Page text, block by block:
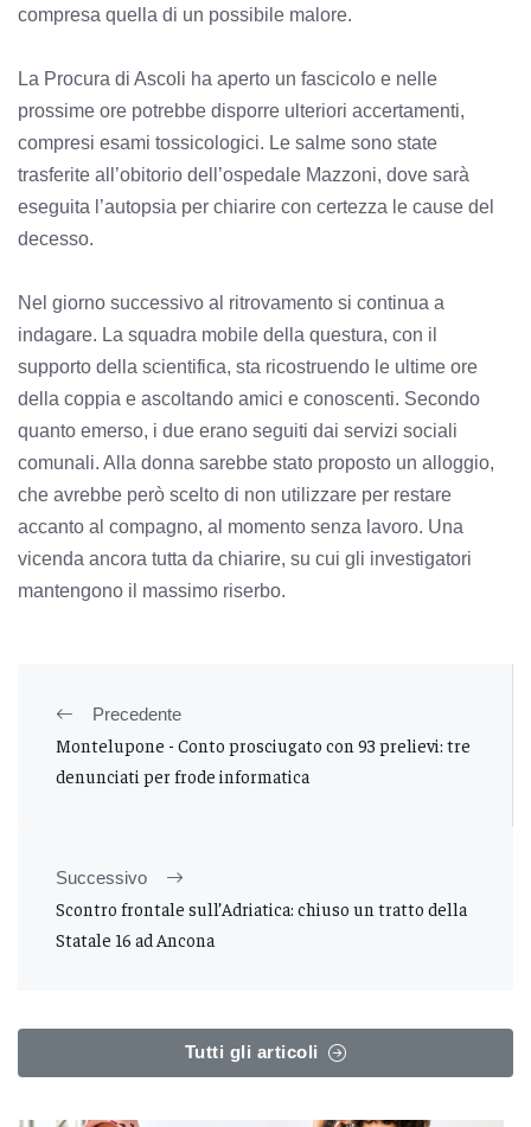
compresa quella di un possibile malore.
La Procura di Ascoli ha aperto un fascicolo e nelle
prossime ore potrebbe disporre ulteriori accertamenti,
compresi esami tossicologici. Le salme sono state
trasferite all’obitorio dell’ospedale Mazzoni, dove sarà
eseguita l’autopsia per chiarire con certezza le cause del
decesso.
Nel giorno successivo al ritrovamento si continua a
indagare. La squadra mobile della questura, con il
supporto della scientifica, sta ricostruendo le ultime ore
della coppia e ascoltando amici e conoscenti. Secondo
quanto emerso, i due erano seguiti dai servizi sociali
comunali. Alla donna sarebbe stato proposto un alloggio,
che avrebbe però scelto di non utilizzare per restare
accanto al compagno, al momento senza lavoro. Una
vicenda ancora tutta da chiarire, su cui gli investigatori
mantengono il massimo riserbo.
Precedente
Montelupone - Conto prosciugato con 93 prelievi: tre
denunciati per frode informatica
Successivo
Scontro frontale sull’Adriatica: chiuso un tratto della
Statale 16 ad Ancona
Tutti gli articoli